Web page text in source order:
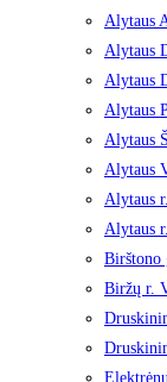
Alytaus
Alytaus
Alytaus
Alytaus
Alytaus
Alytaus
Alytaus
Alytaus
Birštono
Biržų r.